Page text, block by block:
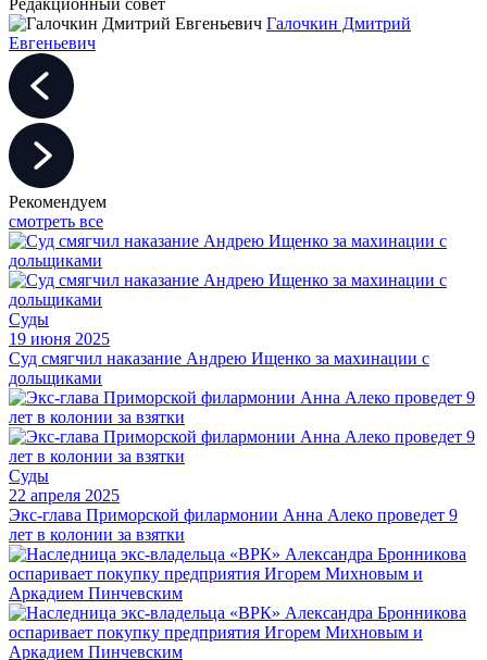
Галочкин Дмитрий
Евгеньевич
Рекомендуем
смотреть все
Суды
19 июня 2025
Суд смягчил наказание Андрею Ищенко за махинации с
дольщиками
Суды
22 апреля 2025
Экс-глава Приморской филармонии Анна Алеко проведет 9
лет в колонии за взятки